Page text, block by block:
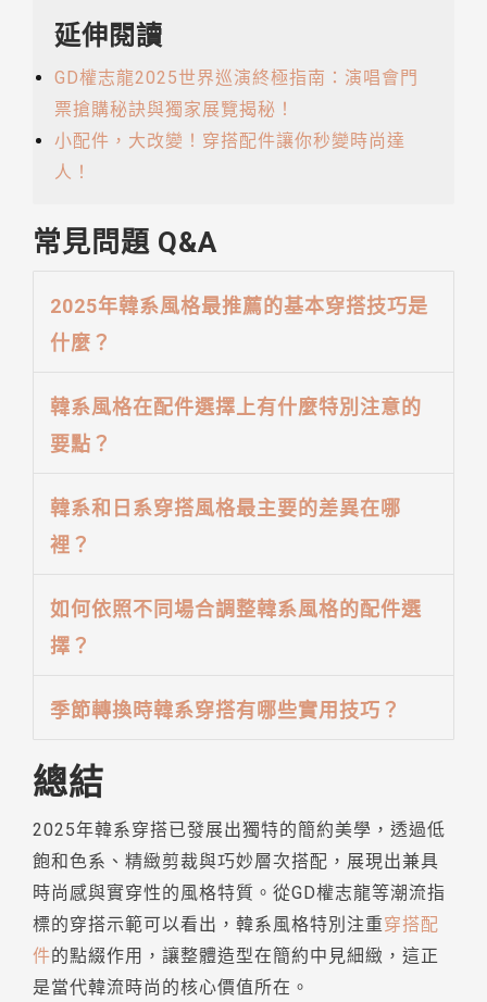
延伸閱讀
GD權志龍2025世界巡演終極指南：演唱會門
票搶購秘訣與獨家展覽揭秘！
小配件，大改變！穿搭配件讓你秒變時尚達
人！
常見問題 Q&A
2025年韓系風格最推薦的基本穿搭技巧是
什麼？
韓系風格在配件選擇上有什麼特別注意的
要點？
韓系和日系穿搭風格最主要的差異在哪
裡？
如何依照不同場合調整韓系風格的配件選
擇？
季節轉換時韓系穿搭有哪些實用技巧？
總結
2025年韓系穿搭已發展出獨特的簡約美學，透過低
飽和色系、精緻剪裁與巧妙層次搭配，展現出兼具
時尚感與實穿性的風格特質。從GD權志龍等潮流指
標的穿搭示範可以看出，韓系風格特別注重穿搭配
件的點綴作用，讓整體造型在簡約中見細緻，這正
是當代韓流時尚的核心價值所在。